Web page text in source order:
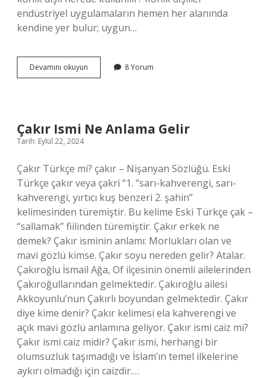
endüstriyel uygulamaların hemen her alanında
kendine yer bulur; uygun…
Devamını okuyun
Dişliler
8 Yorum
Çakır Ismi Ne Anlama Gelir
Tarih: Eylül 22, 2024
Çakır Türkçe mi? çakır – Nişanyan Sözlüğü. Eski
Türkçe çakır veya çakri “1. “sarı-kahverengi, sarı-
kahverengi, yırtıcı kuş benzeri 2. şahin”
kelimesinden türemiştir. Bu kelime Eski Türkçe çak –
“sallamak” fiilinden türemiştir. Çakır erkek ne
demek? Çakır isminin anlamı: Morlukları olan ve
mavi gözlü kimse. Çakır soyu nereden gelir? Atalar.
Çakıroğlu İsmail Ağa, Of ilçesinin önemli ailelerinden
Çakıroğullarından gelmektedir. Çakıroğlu ailesi
Akkoyunlu’nun Çakırlı boyundan gelmektedir. Çakır
diye kime denir? Çakır kelimesi ela kahverengi ve
açık mavi gözlü anlamına geliyor. Çakır ismi caiz mi?
Çakır ismi caiz midir? Çakır ismi, herhangi bir
olumsuzluk taşımadığı ve İslam’ın temel ilkelerine
aykırı olmadığı için caizdir.…